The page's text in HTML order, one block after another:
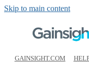
Skip to main content
GAINSIGHT.COM